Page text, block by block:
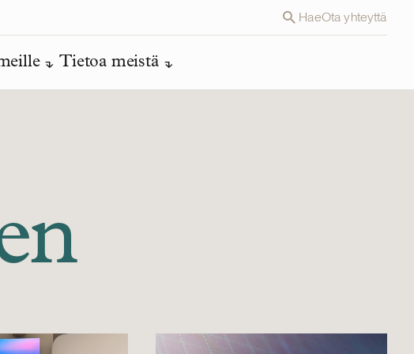
HaeOta yhteyttä
Tietoa meistä